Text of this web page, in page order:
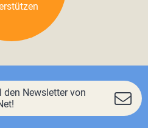
Newsletter von